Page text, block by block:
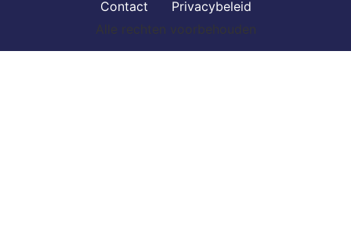
Contact
Privacybeleid
Alle rechten voorbehouden